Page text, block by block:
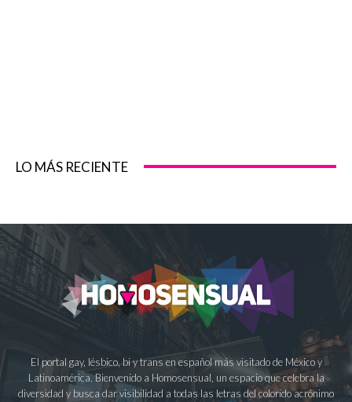
LO MÁS RECIENTE
El portal gay, lésbico, bi y trans en español más visitado de México y
Latinoamérica. Bienvenido a Homosensual, un espacio que celebra la
diversidad y busca dar visibilidad a todas las letras del colorido acrónimo